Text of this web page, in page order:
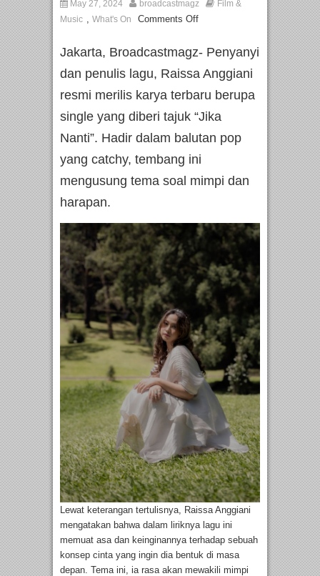
May 27, 2024 broadcastmagz
Film &
Music , What's On Comments Off
Jakarta, Broadcastmagz- Penyanyi
dan penulis lagu, Raissa Anggiani
resmi merilis karya terbaru berupa
single yang diberi tajuk “Jika
Nanti”. Hadir dalam balutan pop
yang catchy, tembang ini
mengusung tema soal mimpi dan
harapan.
Lewat keterangan tertulisnya, Raissa Anggiani
mengatakan bahwa dalam liriknya lagu ini
memuat asa dan keinginannya terhadap sebuah
konsep cinta yang ingin dia bentuk di masa
depan. Tema ini, ia rasa akan mewakili mimpi